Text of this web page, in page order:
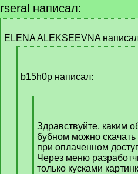
написал:
q
ELENA ALEKSEEVNA
]b15h0p написал:
]
Здравствуйте, каким
бубном можно
при оплаченном
Через меню
только кусками